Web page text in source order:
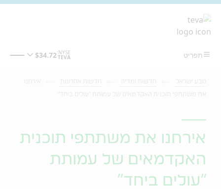
אירחנו את משתתפי תוכנית
האקדמאים של עמותת
"עולים ביחד"